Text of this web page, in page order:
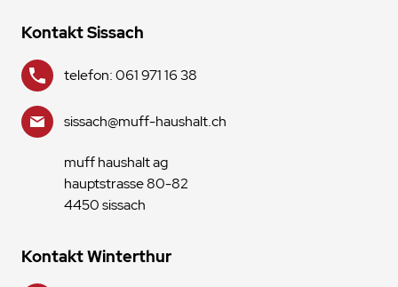
Kontakt Sissach
telefon: 061 971 16 38
sissach@muff-haushalt.ch
muff haushalt ag
hauptstrasse 80-82
4450 sissach
Kontakt Winterthur